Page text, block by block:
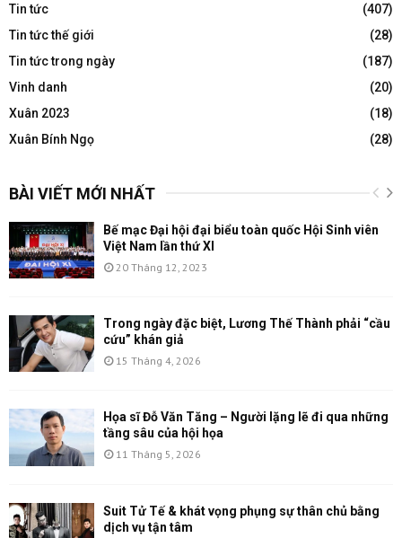
Tin tức
(407)
Tin tức thế giới
(28)
Tin tức trong ngày
(187)
Vinh danh
(20)
Xuân 2023
(18)
Xuân Bính Ngọ
(28)
BÀI VIẾT MỚI NHẤT
Bế mạc Đại hội đại biểu toàn quốc Hội Sinh viên
Việt Nam lần thứ XI
20 Tháng 12, 2023
Trong ngày đặc biệt, Lương Thế Thành phải “cầu
cứu” khán giả
15 Tháng 4, 2026
Họa sĩ Đỗ Văn Tăng – Người lặng lẽ đi qua những
tầng sâu của hội họa
11 Tháng 5, 2026
Suit Tử Tế & khát vọng phụng sự thân chủ bằng
dịch vụ tận tâm